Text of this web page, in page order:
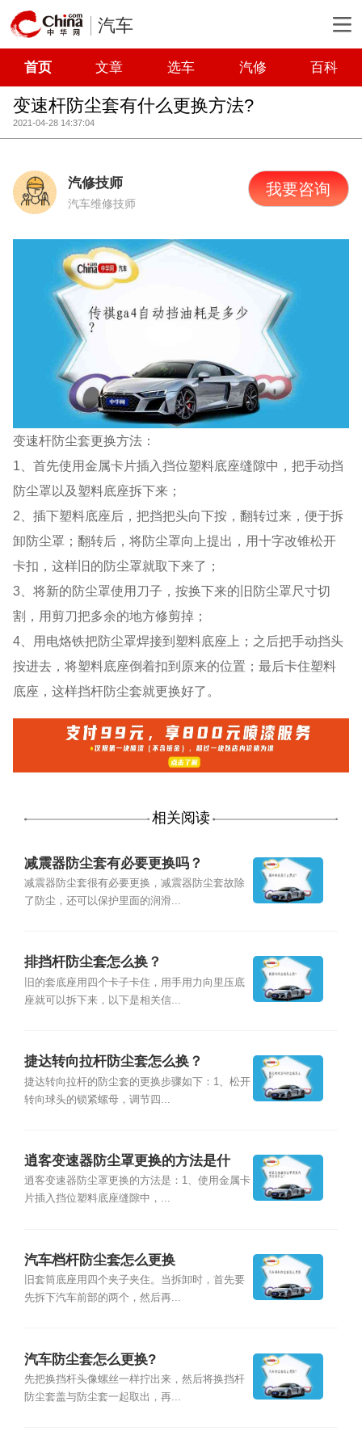
汽车
首页 文章 选车 汽修 百科
变速杆防尘套有什么更换方法?
2021-04-28 14:37:04
汽修技师
汽车维修技师
我要咨询
变速杆防尘套更换方法：
1、首先使用金属卡片插入挡位塑料底座缝隙中，把手动挡
防尘罩以及塑料底座拆下来；
2、插下塑料底座后，把挡把头向下按，翻转过来，便于拆
卸防尘罩；翻转后，将防尘罩向上提出，用十字改锥松开
卡扣，这样旧的防尘罩就取下来了；
3、将新的防尘罩使用刀子，按换下来的旧防尘罩尺寸切
割，用剪刀把多余的地方修剪掉；
4、用电烙铁把防尘罩焊接到塑料底座上；之后把手动挡头
按进去，将塑料底座倒着扣到原来的位置；最后卡住塑料
底座，这样挡杆防尘套就更换好了。
相关阅读
减震器防尘套有必要更换吗？
减震器防尘套很有必要更换，减震器防尘套故除
了防尘，还可以保护里面的润滑...
排挡杆防尘套怎么换？
旧的套底座用四个卡子卡住，用手用力向里压底
座就可以拆下来，以下是相关信...
捷达转向拉杆防尘套怎么换？
捷达转向拉杆的防尘套的更换步骤如下：1、松开
转向球头的锁紧螺母，调节四...
逍客变速器防尘罩更换的方法是什
么？
逍客变速器防尘罩更换的方法是：1、使用金属卡
片插入挡位塑料底座缝隙中，...
汽车档杆防尘套怎么更换
旧套筒底座用四个夹子夹住。当拆卸时，首先要
先拆下汽车前部的两个，然后再...
汽车防尘套怎么更换?
先把换挡杆头像螺丝一样拧出来，然后将换挡杆
防尘套盖与防尘套一起取出，再...